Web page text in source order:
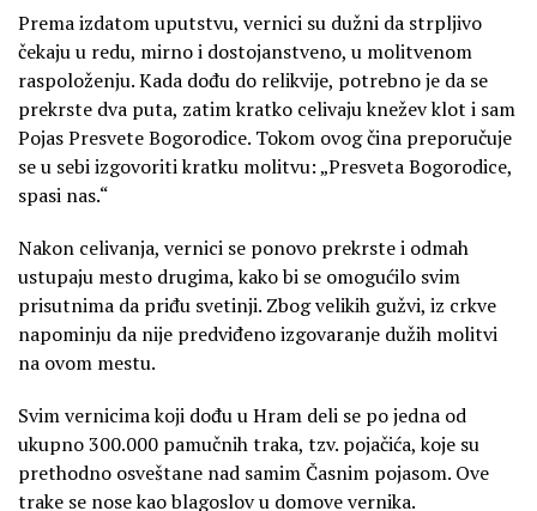
Prema izdatom uputstvu, vernici su dužni da strpljivo
čekaju u redu, mirno i dostojanstveno, u molitvenom
raspoloženju. Kada dođu do relikvije, potrebno je da se
prekrste dva puta, zatim kratko celivaju knežev klot i sam
Pojas Presvete Bogorodice. Tokom ovog čina preporučuje
se u sebi izgovoriti kratku molitvu: „Presveta Bogorodice,
spasi nas.“
Nakon celivanja, vernici se ponovo prekrste i odmah
ustupaju mesto drugima, kako bi se omogućilo svim
prisutnima da priđu svetinji. Zbog velikih gužvi, iz crkve
napominju da nije predviđeno izgovaranje dužih molitvi
na ovom mestu.
Svim vernicima koji dođu u Hram deli se po jedna od
ukupno 300.000 pamučnih traka, tzv. pojačića, koje su
prethodno osveštane nad samim Časnim pojasom. Ove
trake se nose kao blagoslov u domove vernika.